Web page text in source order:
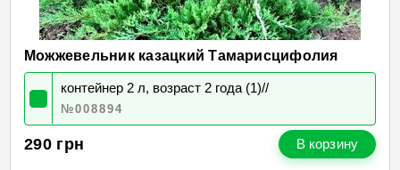
Можжевельник казацкий Тамарисцифолия
контейнер 2 л, возраст 2 года (1)//
№008894
290 грн В корзину